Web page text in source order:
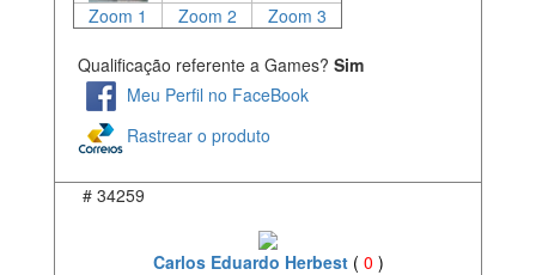
Zoom 1 Zoom 2 Zoom 3
Qualificação referente a Games? Sim
Meu Perfil no FaceBook
Rastrear o produto
# 34259
Carlos Eduardo Herbest ( 0 )